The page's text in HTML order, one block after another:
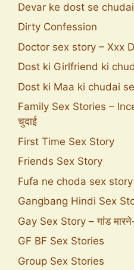
Devar ke dost se
Dirty Confession
Doctor sex story – Xxx
Dost ki Girlfriend ki
Dost ki Maa ki chudai
Family Sex Stories –
चुदाई
First Time Sex Story
Friends Sex Story
Fufa ne choda sex story
Gangbang Hindi Sex
Gay Sex Story – गांड मारने-
GF BF Sex Stories
Group Sex Stories